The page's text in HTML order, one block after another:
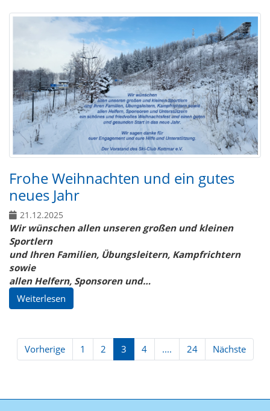
Frohe Weihnachten und ein gutes
neues Jahr
21.12.2025
Wir wünschen allen unseren großen und kleinen
Sportlern
und Ihren Familien, Übungsleitern, Kampfrichtern
sowie
allen Helfern, Sponsoren und…
Weiterlesen
Vorherige 1 2 3 4 .... 24 Nächste